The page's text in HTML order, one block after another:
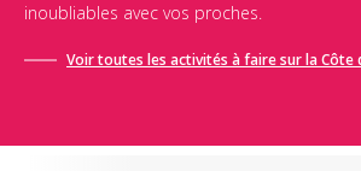
inoubliables avec vos proches.
Voir toutes les activités à faire sur la Côte